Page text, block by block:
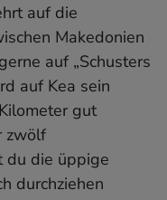
auf die
Makedonien
auf „Schusters
auf Kea sein
gut
zwölf
du die üppige
durchziehen